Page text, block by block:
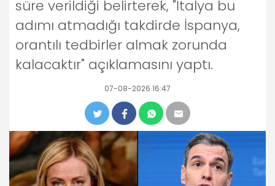
süre verildiği belirterek, "İtalya bu
adımı atmadığı takdirde İspanya,
orantılı tedbirler almak zorunda
kalacaktır" açıklamasını yaptı.
07-08-2026 16:47